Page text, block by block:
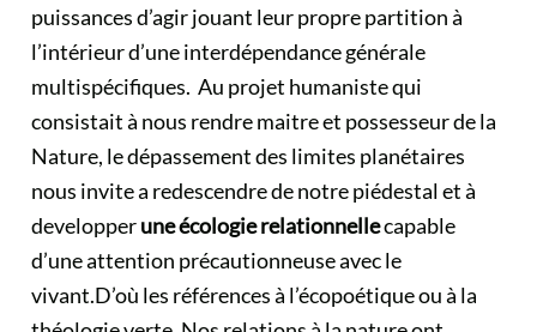
puissances d’agir jouant leur propre partition à
l’intérieur d’une interdépendance générale
multispécifiques. Au projet humaniste qui
consistait à nous rendre maitre et possesseur de la
Nature, le dépassement des limites planétaires
nous invite a redescendre de notre piédestal et à
developperune écologie relationnellecapable
d’une attention précautionneuse avec le
vivant.D’où les références à l’écopoétique ou à la